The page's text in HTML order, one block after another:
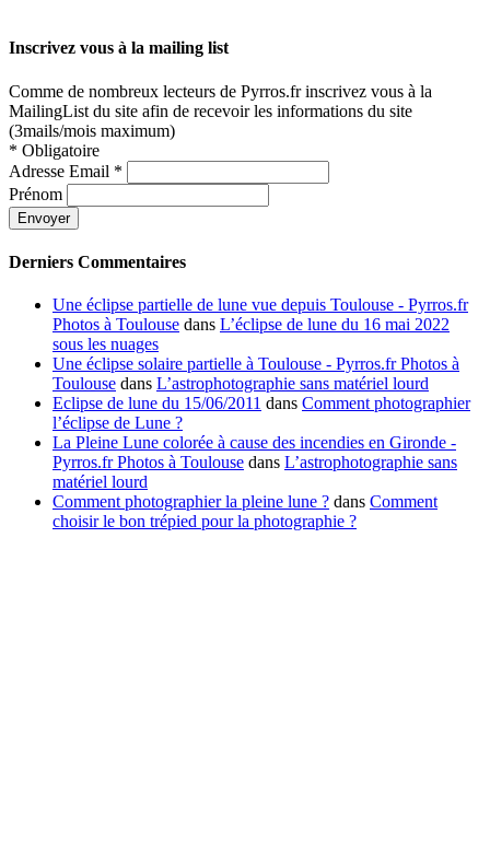
Inscrivez vous à la mailing list
Comme de nombreux lecteurs de Pyrros.fr inscrivez vous à la
MailingList du site afin de recevoir les informations du site
(3mails/mois maximum)
* Obligatoire
Adresse Email *
Prénom
Derniers Commentaires
Une éclipse partielle de lune vue depuis Toulouse - Pyrros.fr
Photos à Toulouse dans L’éclipse de lune du 16 mai 2022
sous les nuages
Une éclipse solaire partielle à Toulouse - Pyrros.fr Photos à
Toulouse dans L’astrophotographie sans matériel lourd
Eclipse de lune du 15/06/2011 dans Comment photographier
l’éclipse de Lune ?
La Pleine Lune colorée à cause des incendies en Gironde -
Pyrros.fr Photos à Toulouse dans L’astrophotographie sans
matériel lourd
Comment photographier la pleine lune ? dans Comment
choisir le bon trépied pour la photographie ?